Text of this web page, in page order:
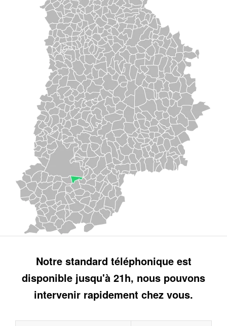
Notre standard téléphonique est
disponible jusqu'à 21h, nous pouvons
intervenir rapidement chez vous.